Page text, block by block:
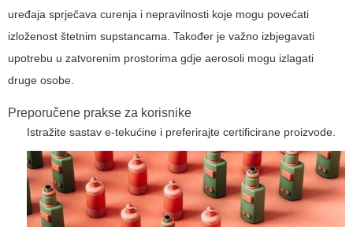
uređaja sprječava curenja i nepravilnosti koje mogu povećati
izloženost štetnim supstancama. Također je važno izbjegavati
upotrebu u zatvorenim prostorima gdje aerosoli mogu izlagati
druge osobe.
Preporučene prakse za korisnike
Istražite sastav e-tekućine i preferirajte certificirane proizvode.